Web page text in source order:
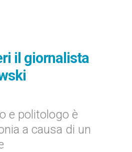
il giornalista
e politologo è
a causa di un